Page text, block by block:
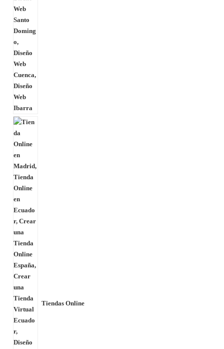
Tiendas Online